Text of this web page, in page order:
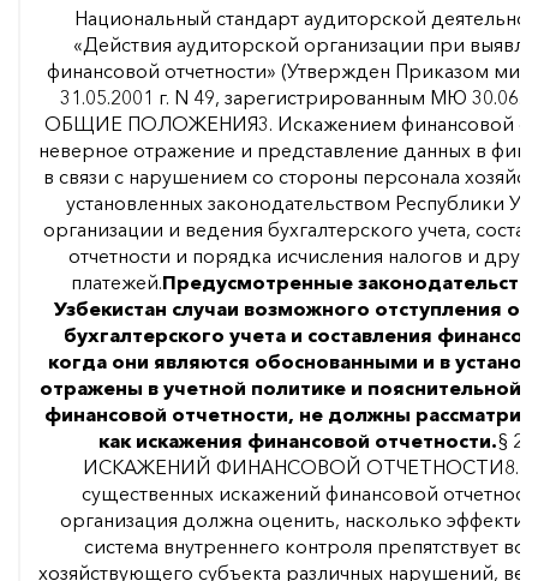
Национальный стандарт аудиторской
«Действия аудиторской организации при
финансовой отчетности» (Утвержден Приказом
31.05.2001 г. N 49, зарегистрированным МЮ
ОБЩИЕ ПОЛОЖЕНИЯ3. Искажением финансовой
неверное отражение и представление данных в
в связи с нарушением со стороны персонала
установленных законодательством Республики
организации и ведения бухгалтерского учета,
отчетности и порядка исчисления налогов и
платежей.Предусмотренные
Узбекистан случаи возможного отступления
бухгалтерского учета и составления
когда они являются обоснованными и в
отражены в учетной политике и пояснительной
финансовой отчетности, не должны
как искажения финансовой отчетности.§
ИСКАЖЕНИЙ ФИНАНСОВОЙ ОТЧЕТНОСТИ8.
существенных искажений финансовой
организация должна оценить, насколько
система внутреннего контроля препятствует
хозяйствующего субъекта различных нарушений,